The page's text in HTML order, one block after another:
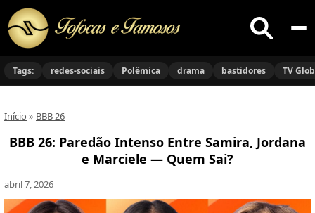
Buscar
no
Tags: redes-sociais Polêmica drama bastidores TV
Início » BBB 26
BBB 26: Paredão Intenso Entre Samira, Jordana
e Marciele — Quem Sai?
abril 7, 2026